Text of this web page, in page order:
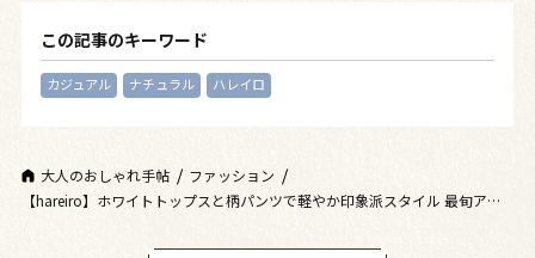
この記事のキーワード
カジュアル ナチュラル ハレイロ
大人のおしゃれ手帖
ファッション
【hareiro】ホワイトトップスと柄パンツで軽やか印象派スタイル 最旬アイ